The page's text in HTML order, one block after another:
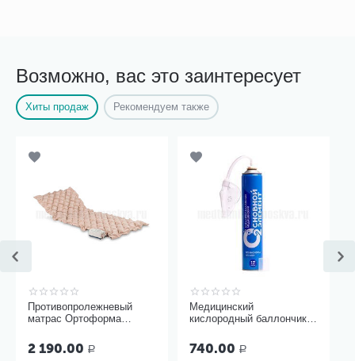
Возможно, вас это заинтересует
Хиты продаж Рекомендуем также
Противопролежневый
матрас Ортоформа
2 190.00 Р
Медицинский
кислородный баллончик
литров с мягкой маской
740.00 Р